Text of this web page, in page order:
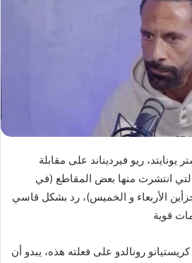
يونايتد، ريو فيرديناند على مقابلة
التي انتشرت منها بعض المقاطع (في
الأربعاء و الخميس)، رد بشكل قاسي
رونالدو على فعلته هذه، يبدو أن